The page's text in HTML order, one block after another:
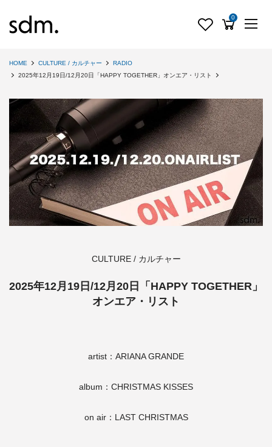
0
HOME CULTURE / カルチャー
RADIO
2025年12月19日/12月20日「HAPPY TOGETHER」オンエア・リスト
CULTURE / カルチャー
2025年12月19日/12月20日「HAPPY TOGETHER」
オンエア・リスト
artist：ARIANA GRANDE
album：CHRISTMAS KISSES
on air：LAST CHRISTMAS